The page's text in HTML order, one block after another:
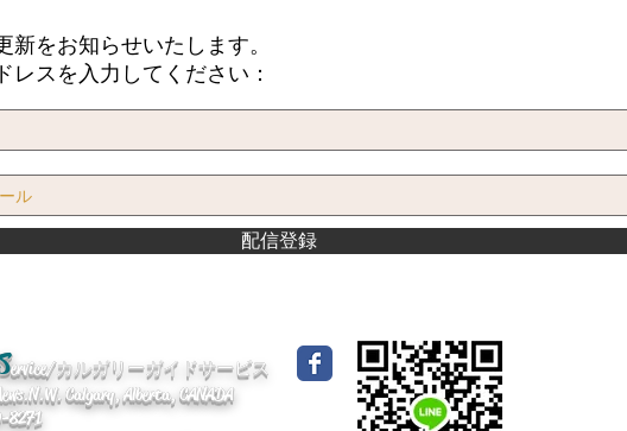
新をお知らせいたします。
レスを入力してください：
配信登録
ervice/カルガリーガイドサービス
N.W. Calgary, Alberta, CANADA
8271